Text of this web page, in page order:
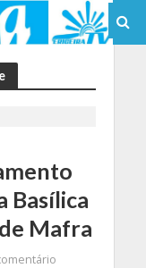
Basílica
Mafra